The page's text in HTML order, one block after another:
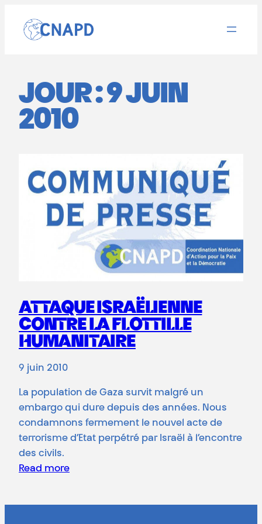
contenu
JOUR :9 JUIN
2010
ATTAQUE ISRAËLIENNE
CONTRE LA FLOTTILLE
HUMANITAIRE
9 juin 2010
La population de Gaza survit malgré un
embargo qui dure depuis des années. Nous
condamnons fermement le nouvel acte de
terrorisme d’Etat perpétré par Israël à l’encontre
des civils.
Read more